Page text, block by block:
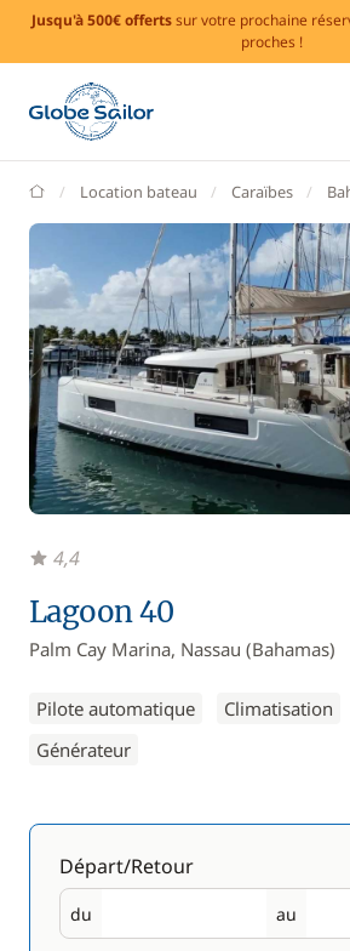
Jusqu'à 500€ offertssur votre prochaine
proches !
GlobeSailor
Location bateau Caraïbes
Lagoon 40
Palm Cay Marina, Nassau (Bahamas)
Pilote automatique Climatisation
Générateur
4,4
Départ/Retour
du
Départ au
Retour